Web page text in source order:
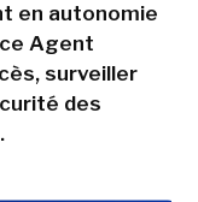
en autonomie
Agent
surveiller
des